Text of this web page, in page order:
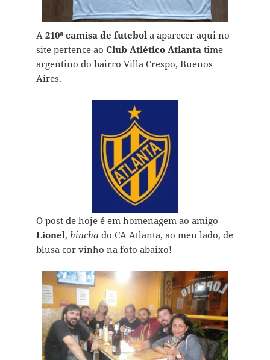
A 210ª camisa de futebola aparecer aqui no
site pertence ao Club Atlético Atlantatime
argentino do bairro Villa Crespo, Buenos
Aires.
O post de hoje é em homenagem ao amigo
Lionel, hincha do CA Atlanta, ao meu lado, de
blusa cor vinho na foto abaixo!